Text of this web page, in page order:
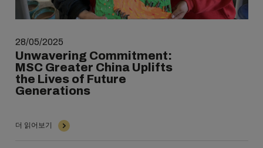
28/05/2025
Unwavering Commitment:
MSC Greater China Uplifts
the Lives of Future
Generations
더 읽어보기